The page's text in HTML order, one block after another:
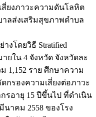
ยงภาวะความดันโลหิต
าลส่งเสริมสุขภาพตำบล
งโดยวิธี Stratified
ายใน 4 จังหวัด จังหวัดละ
1,152 ราย ศึกษาความ
รองความเสี่ยงต่อภาวะ
รอายุ 15 ปีขึ้นไป ที่ดำเนิน
นาคม 2558 ของโรง